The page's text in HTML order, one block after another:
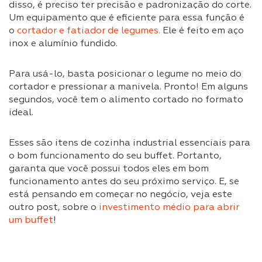
disso, é preciso ter precisão e padronização do corte.
Um equipamento que é eficiente para essa função é
o cortador e fatiador de legumes. Ele é feito em aço
inox e alumínio fundido.
Para usá-lo, basta posicionar o legume no meio do
cortador e pressionar a manivela. Pronto! Em alguns
segundos, você tem o alimento cortado no formato
ideal.
Esses são itens de cozinha industrial essenciais para
o bom funcionamento do seu buffet. Portanto,
garanta que você possui todos eles em bom
funcionamento antes do seu próximo serviço. E, se
está pensando em começar no negócio, veja este
outro post, sobre o investimento médio para abrir
um buffet!